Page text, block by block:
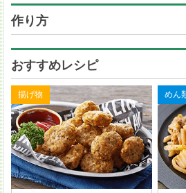
塩・こしょう：少々
小麦粉：適量
＜ラビゴットソース＞
トマト：50 g
紫玉ねぎ：20 g
きゅうり：20 g
黒オリーブ（種なし）：4 粒（15
(A) オリーブオイル：大さじ 1
(A) 白ワインビネガー：大さじ 1/2
塩・こしょう：少々
パセリ（みじん切り）：適量
あじの他、いわしやさんまなど
ただけます。
作り方
おすすめレシピ
揚げ物 めん